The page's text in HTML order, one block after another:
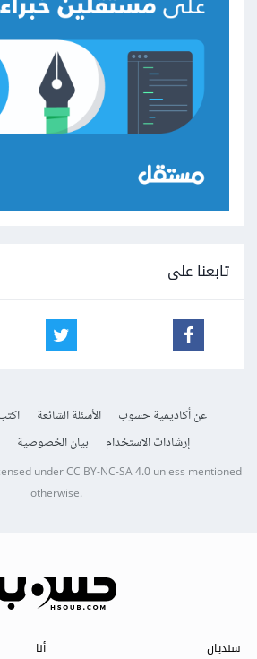
تابعنا على
عن أكاديمية حسوب الأسئلة الشائعة
إرشادات الاستخدام
بيان الخصوصية
underCC BY-NC-SA 4.0unless mentioned
otherwise.